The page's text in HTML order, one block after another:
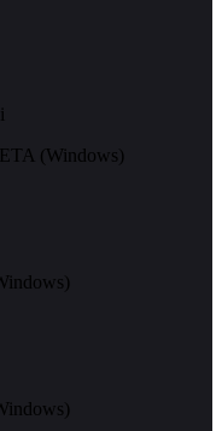
(Windows)